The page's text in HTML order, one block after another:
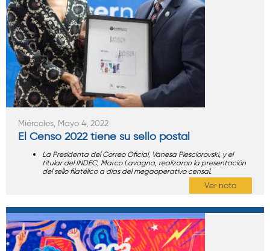
Miércoles, Mayo 4, 2022
El Censo 2022 tiene su sello postal
La Presidenta del Correo Oficial, Vanesa Piesciorovski, y el
titular del INDEC, Marco Lavagna, realizaron la presentación
del sello filatélico a días del megaoperativo censal.
Ver nota